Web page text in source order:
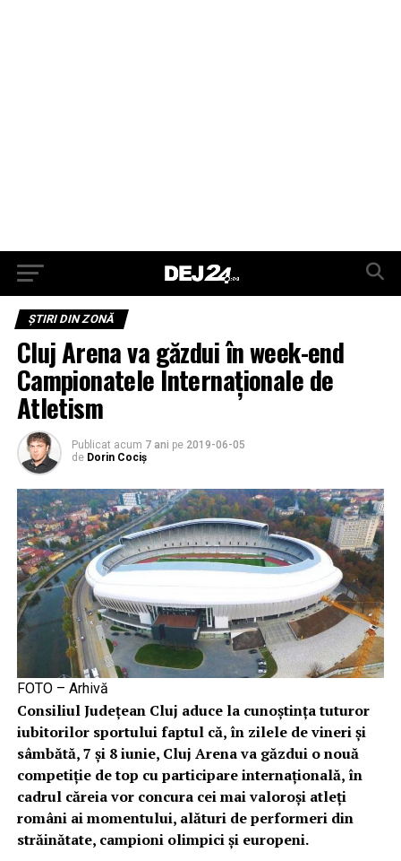
ŞTIRI DIN ZONĂ
Cluj Arena va găzdui în week-end
Campionatele Internaționale de
Atletism
Publicat acum 7 ani pe 2019-06-05
de Dorin Cociș
FOTO – Arhivă
Consiliul Județean Cluj aduce la cunoștința tuturor
iubitorilor sportului faptul că, în zilele de vineri și
sâmbătă, 7 și 8 iunie, Cluj Arena va găzdui o nouă
competiție de top cu participare internațională, în
cadrul căreia vor concura cei mai valoroși atleţi
români ai momentului, alături de performeri din
străinătate, campioni olimpici și europeni.